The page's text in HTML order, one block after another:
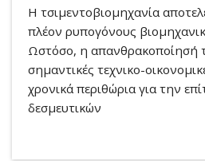
Η τσιμεντοβιομηχανία
πλέον ρυπογόνους
Ωστόσο, η απανθρακοποίησή
σημαντικές τεχνικο-
χρονικά περιθώρια για την
δεσμευτικών